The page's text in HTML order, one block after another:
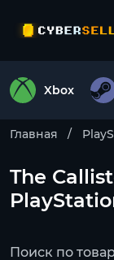
Xbox
Главная
The